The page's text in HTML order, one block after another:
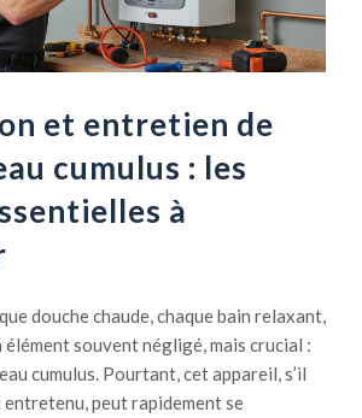
et entretien de
cumulus : les
à
douche chaude, chaque bain relaxant,
élément souvent négligé, mais crucial :
cumulus. Pourtant, cet appareil, s’il
peut rapidement se